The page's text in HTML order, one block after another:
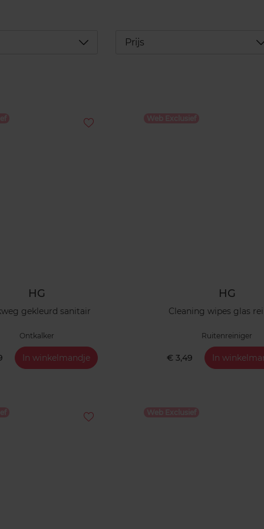
Déplier Prijs
HG
gekleurd sanitair
Ontkalker
In winkelmandje
HG
Cleaning wipes glas
Ruitenreiniger
€ 3,49 In